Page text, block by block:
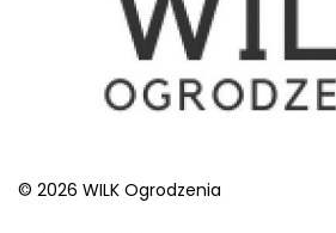
© 2026 WILK Ogrodzenia